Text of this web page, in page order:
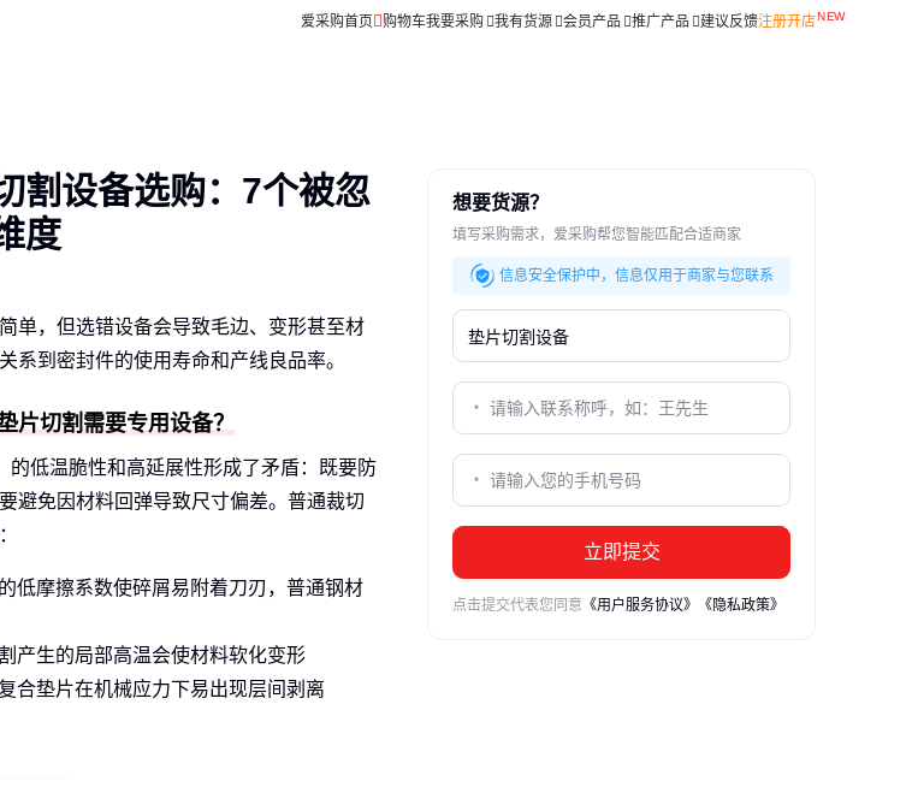
爱采购首页 购物车我要采购 我有货源 会员产品 推广产品 建议反馈注册开店
割设备选购：7个被忽
度
单，但选错设备会导致毛边、变形甚至材
到密封件的使用寿命和产线良品率。
片切割需要专用设备？
的低温脆性和高延展性形成了矛盾：既要防
避免因材料回弹导致尺寸偏差。普通裁切
低摩擦系数使碎屑易附着刀刃，普通钢材
产生的局部高温会使材料软化变形
合垫片在机械应力下易出现层间剥离
想要货源？
填写采购需求，爱采购帮您智能匹配合适商家
信息安全保护中，信息仅用于商家与您联系
立即提交
点击提交代表您同意 《用户服务协议》 《隐私政策》